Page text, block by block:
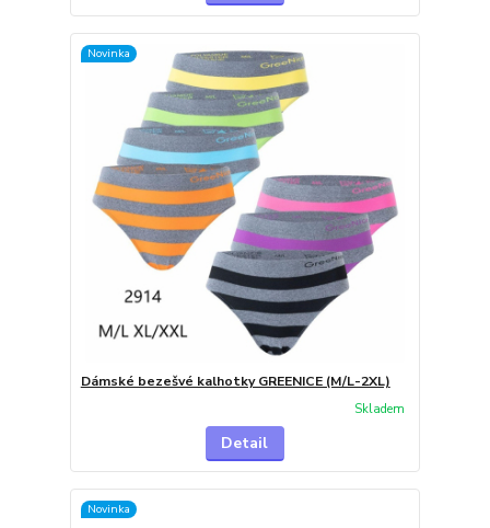
Novinka
Dámské bezešvé kalhotky GREENICE (M/L-2XL)
Skladem
Detail
Novinka